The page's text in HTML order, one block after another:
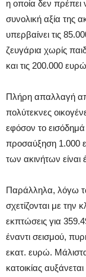
η οποία δεν
συνολική αξία της
υπερβαίνει τις
ζευγάρια χωρίς
και τις 200.000
Πλήρη απαλλαγή
πολύτεκνες
εφόσον το
προσαύξηση 1.000
των ακινήτων είναι
Παράλληλα, λόγω
σχετίζονται με την
εκπτώσεις για
έναντι σεισμού,
εκατ. ευρώ.
κατοικίας